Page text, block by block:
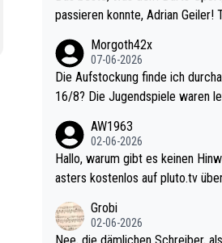
passieren konnte, Adrian Geiler!
Morgoth42x
07-06-2026
Die Aufstockung finde ich
16/8? Die Jugendspiele waren letztes Jahr durchaus sehr kur
l. Allerdings ist Mitchell Lawrie als Nummer 1 der Welt eh quali
fiziert. Somit ändert die
eisters erstmal nichts. Ich denke sie wollen damit für nächste
d wohl wenig WDF Turniere
etztes Jahr der Fall. Er musste
AW1963
02-06-2026
Hallo, warum gibt es keinen Hinweis, dass die Nordic Darts M
asters kostenlos auf pluto.tv
Grobi
02-06-2026